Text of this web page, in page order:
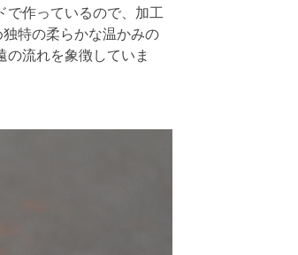
で作っているので、加工
特の柔らかな温かみの
流れを象徴していま